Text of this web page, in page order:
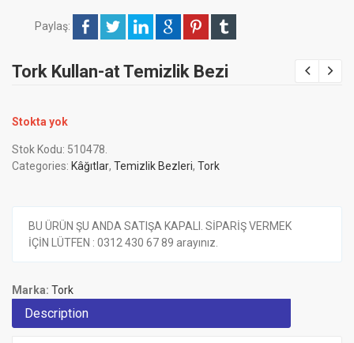
Paylaş:
Tork Kullan-at Temizlik Bezi
Stokta yok
Stok Kodu: 510478
Categories: Kâğıtlar, Temizlik Bezleri, Tork
BU ÜRÜN ŞU ANDA SATIŞA KAPALI. SİPARİŞ VERMEK
İÇİN LÜTFEN : 0312 430 67 89 arayınız.
Marka: Tork
Description